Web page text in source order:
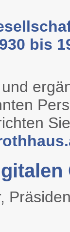
bis